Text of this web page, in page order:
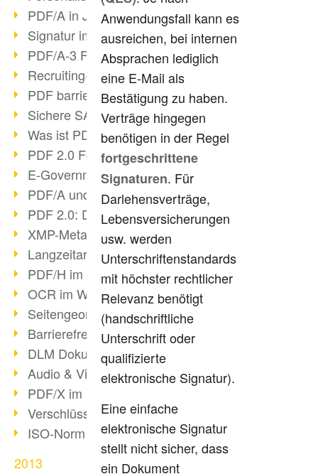
PDF/A in Justiz & Verwaltung
Signatur im PDF/A
PDF/A-3 Funktionen
Recruiting-Prozesse optimieren
PDF barrierefrei
Sichere SAP-Archivierung
Was ist PDF?
PDF 2.0 Fortschritt?
E-Government & DMS
PDF/A und ISO 32000-2
PDF 2.0: Digitale Signaturen
XMP-Metadaten
Langzeitarchivierung mit PDF/A
PDF/H im Gesundheitswesen
OCR im Wandel
Seitengeometrie in PDFs
Barrierefreiheit & PDF/UA
DLM Dokumentenzyklus
Audio & Video in PDF
PDF/X im Druckprozess
Verschlüsselung von PDF
ISO-Norm 24517
2013
Anwendungsfall kann es
ausreichen, bei internen
Absprachen lediglich
eine E-Mail als
Bestätigung zu haben.
Verträge hingegen
benötigen in der Regel
fortgeschrittene
Signaturen. Für
Darlehensverträge,
Lebensversicherungen
usw. werden
Unterschriftenstandards
mit höchster rechtlicher
Relevanz benötigt
(handschriftliche
Unterschrift oder
qualifizierte
elektronische Signatur).
Eine einfache
elektronische Signatur
stellt nicht sicher, dass
ein Dokument